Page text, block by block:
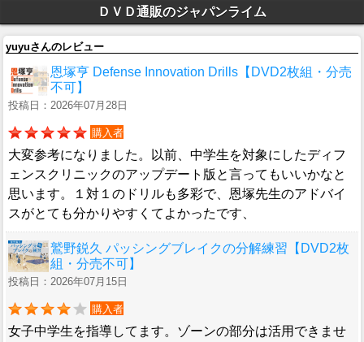
ＤＶＤ通販のジャパンライム
yuyuさんのレビュー
恩塚亨 Defense Innovation Drills【DVD2枚組・分売
不可】
投稿日：2026年07月28日
購入者
大変参考になりました。以前、中学生を対象にしたディフ
ェンスクリニックのアップデート版と言ってもいいかなと
思います。１対１のドリルも多彩で、恩塚先生のアドバイ
スがとても分かりやすくてよかったです、
鷲野鋭久 パッシングブレイクの分解練習【DVD2枚
組・分売不可】
投稿日：2026年07月15日
購入者
女子中学生を指導してます。ゾーンの部分は活用できませ